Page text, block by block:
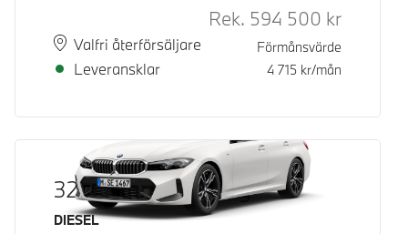
PlatsValfri återförsäljare
Leveranstid
Leveransklar
Rek. ord
Rek. 594 500 kr
Förmånsvärde
4 715 kr/mån
320d xDrive Touring
Bränsle
DIESEL